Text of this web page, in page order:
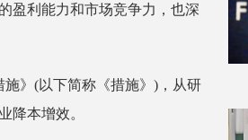
盈利能力和市场竞争力，也深
》(以下简称《措施》)，从研
降本增效。